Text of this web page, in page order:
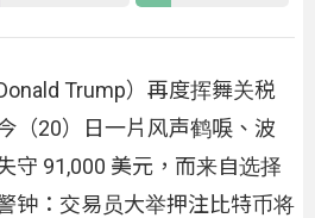
Trump）再度挥舞关税
（20）日一片风声鹤唳、波
守 91,000 美元，而来自选择
钟：交易员大举押注比特币将